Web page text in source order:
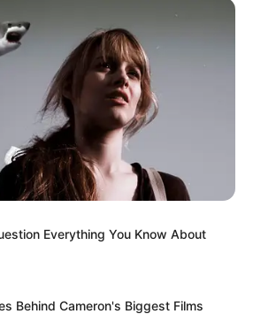
Everything You Know About
Behind Cameron's Biggest Films